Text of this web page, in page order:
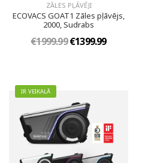
ZĀLES PĻĀVĒJI
ECOVACS GOAT1 Zāles pļāvējs,
2000, Sudrabs
€1999.99€1399.99
IR VEIKALĀ